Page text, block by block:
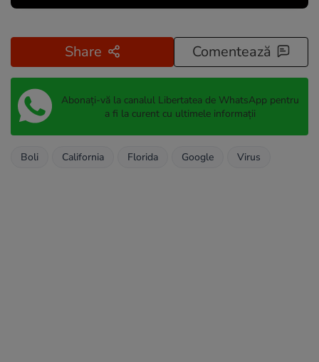
Share Comentează
Abonați-vă la canalul Libertatea de WhatsApp pentru
a fi la curent cu ultimele informații
Boli California Florida Google Virus